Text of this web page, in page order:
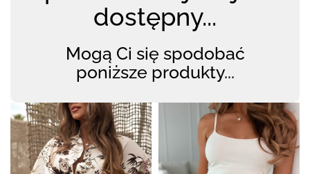
dostępny...
Mogą Ci się spodobać
poniższe produkty...